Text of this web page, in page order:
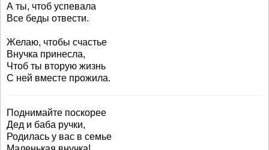
А ты, чтоб успевала
Все беды отвести.
Желаю, чтобы счастье
Внучка принесла,
Чтоб ты вторую жизнь
С ней вместе прожила.
Поднимайте поскорее
Дед и баба ручки,
Родилась у вас в семье